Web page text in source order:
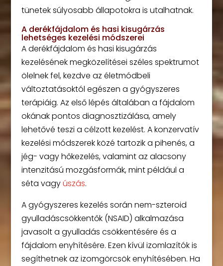
tünetek súlyosabb állapotokra is utalhatnak.
A derékfájdalom és hasi kisugárzás
lehetséges kezelési módszerei
A derékfájdalom és hasi kisugárzás
kezelésének megközelítései széles spektrumot
ölelnek fel, kezdve az életmódbeli
változtatásoktól egészen a gyógyszeres
terápiáig. Az első lépés általában a fájdalom
okának pontos diagnosztizálása, amely
lehetővé teszi a célzott kezelést. A konzervatív
kezelési módszerek közé tartozik a pihenés, a
jég- vagy hőkezelés, valamint az alacsony
intenzitású mozgásformák, mint például a
séta vagyúszás.
A gyógyszeres kezelés során nem-szteroid
gyulladáscsökkentők (NSAID) alkalmazása
javasolt a gyulladás csökkentésére és a
fájdalom enyhítésére. Ezen kívül izomlazítók is
segíthetnek az izomgörcsök enyhítésében. Ha